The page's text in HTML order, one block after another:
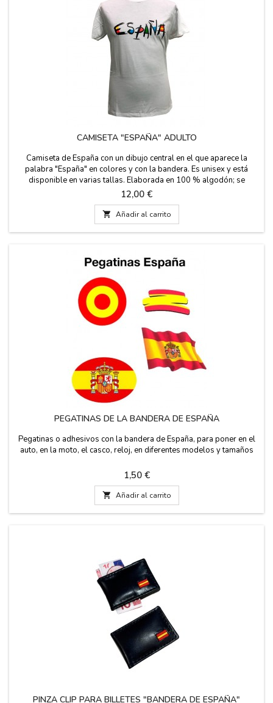
CAMISETA "ESPAÑA" ADULTO
Camiseta de España con un dibujo central en el que aparece la
palabra "España" en colores y con la bandera. Es unisex y está
disponible en varias tallas. Elaborada en 100 % algodón; se
recomienda no planchar sobre el dibujo. Lavado en agua fría.
Precio
12,00 €
 Añadir al carrito
PEGATINAS DE LA BANDERA DE ESPAÑA
Pegatinas o adhesivos con la bandera de España, para poner en el
auto, en la moto, el casco, reloj, en diferentes modelos y tamaños
Precio
1,50 €
 Añadir al carrito
PINZA CLIP PARA BILLETES "BANDERA DE ESPAÑA"